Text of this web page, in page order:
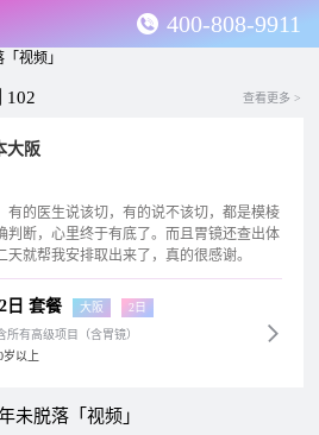
400-808-9911
102 查看更多 >
大阪
有的医生说该切，有的说不该切，都是模棱
判断，心里终于有底了。而且胃镜还查出体
就帮我安排取出来了，真的很感谢。
日 套餐 大阪 2日
所有高级项目（含胃镜）
岁以上
未脱落「视频」